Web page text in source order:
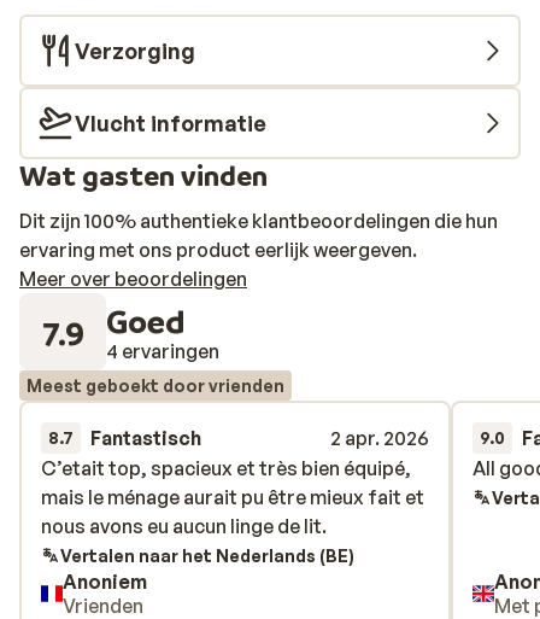
comfortabel ingericht, zodat je ook na een dag
vermaak in de sneeuw heerlijk kunt ontspannen!
Verzorging
Vlucht informatie
Wat gasten vinden
Dit zijn 100% authentieke klantbeoordelingen die hun
ervaring met ons product eerlijk weergeven.
Meer over beoordelingen
7.9 Goed
4 ervaringen
Meest geboekt door vrienden
8.7 Fantastisch
2 apr. 2026
C’etait top, spacieux et très bien équipé,
mais le ménage aurait pu être mieux fait et
nous avons eu aucun linge de lit.
C’etait top, spacieux et très bien équipé,
mais le ménage aurait pu être mieux fait et
nous avons eu aucun linge de lit.
Vertalen naar het Nederlands (BE)
Anoniem
Vrienden
9.0
All
All
Met